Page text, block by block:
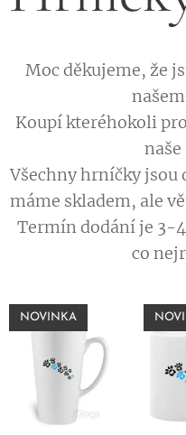
Moc děkujeme, že
Koupí kteréhokoli
naše
Všechny hrníčky jsou
máme skladem, ale
Termín dodání je 3-
co
NOVINKA